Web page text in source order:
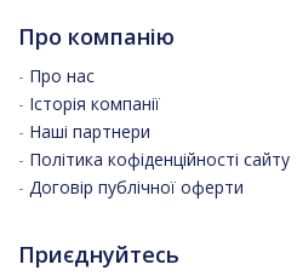
Про компанію
- Про нас
- Історія компанії
- Наші партнери
- Політика кофіденційності сайту
- Договір публічної оферти
Приєднуйтесь